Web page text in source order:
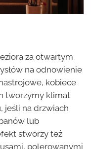
za otwartym
na odnowienie
kobiece
tworzymy klimat
jeśli na drzwiach
lub
stworzy też
polerowanymi